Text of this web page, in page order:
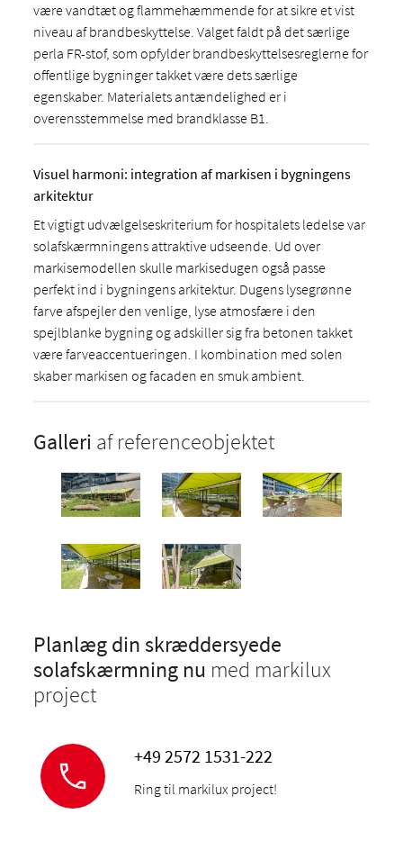
være vandtæt og flammehæmmende for at sikre et vist
niveau af brandbeskyttelse. Valget faldt på det særlige
perla FR-stof, som opfylder brandbeskyttelsesreglerne for
offentlige bygninger takket være dets særlige
egenskaber. Materialets antændelighed er i
overensstemmelse med brandklasse B1.
Visuel harmoni: integration af markisen i bygningens
arkitektur
Et vigtigt udvælgelseskriterium for hospitalets ledelse var
solafskærmningens attraktive udseende. Ud over
markisemodellen skulle markisedugen også passe
perfekt ind i bygningens arkitektur. Dugens lysegrønne
farve afspejler den venlige, lyse atmosfære i den
spejlblanke bygning og adskiller sig fra betonen takket
være farveaccentueringen. I kombination med solen
skaber markisen og facaden en smuk ambient.
Galleri af referenceobjektet
Planlæg din skræddersyede
solafskærmning nu med markilux
project
+49 2572 1531-222
Ring til markilux project!